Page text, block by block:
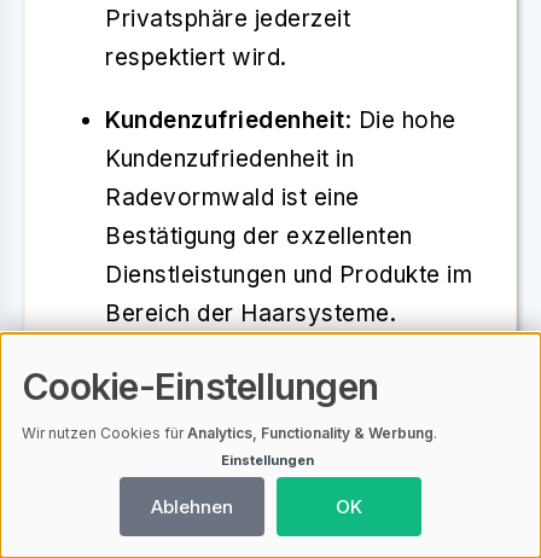
Privatsphäre jederzeit
respektiert wird.
Kundenzufriedenheit: Die hohe
Kundenzufriedenheit in
Radevormwald ist eine
Bestätigung der exzellenten
Dienstleistungen und Produkte im
Bereich der Haarsysteme.
Rückmeldungen und
Erfolgsberichten lässt sich die
Qualität der Angebote messen.
Anbieter arbeiten stetig daran,
ihre Leistungen zu verbessern
Cookie-Einstellungen
Wir nutzen Cookies fürAnalytics, Functionality & Werbung.
Einstellungen
Ablehnen OK